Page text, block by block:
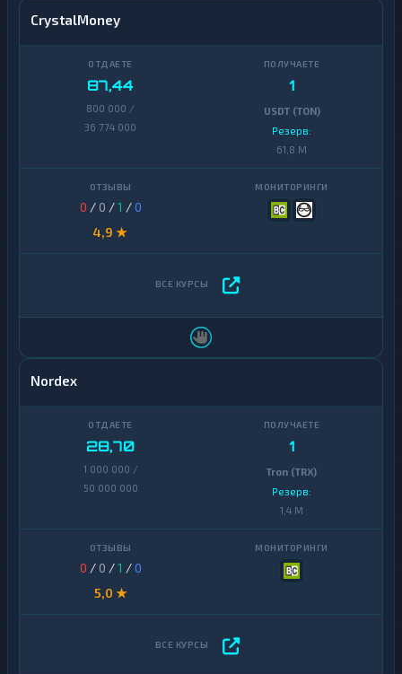
CrystalMoney
87,44
800 000 /
36 774 000
1
USDT (TON)
Резерв:
61,8 M
0 / 0 /1 /0
4,9 ★
Nordex
28,70
1 000 000 /
50 000 000
1
Tron (TRX)
Резерв:
1,4 M
0 / 0 /1 /0
5,0 ★